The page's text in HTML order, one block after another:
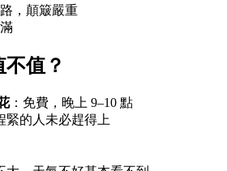
，顛簸嚴重
值？
：免費，晚上 9–10 點
緊的人未必趕得上